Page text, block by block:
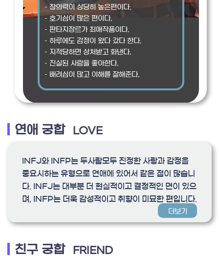
– 창의력이 상당히 높은편이다.
– 호기심이 많은 편이다.
– 판타지장르가 최애작품이다.
– 하루에도 감정이 왔다 갔다 한다.
– 지적당하면 상처받고 화낸다.
– 진실된 사람을 좋아한다.
– 배려심이 많고 이해를 잘해준다.
연애 궁합 LOVE
INFJ와 INFP는 두사람모두 진정한 사랑과 감정을
중요시하는 유형으로 연애에 있어서 같은 점이 많습니
다. INFJ는 대부분 더 현실적이고 결정적인 면이 있으
며, INFP는 더욱 감성적이고 취향이 미묘한 편입니다.
더보기
친구 궁합 FRIEND